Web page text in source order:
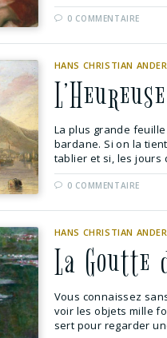
0 COMMENTAIRE
HANS CHRISTIAN
La plus grande
bardane. Si on la
tablier et si, les jours
0 COMMENTAIRE
HANS CHRISTIAN
La Goutte
Vous connaissez
voir les objets mille
sert pour regarder